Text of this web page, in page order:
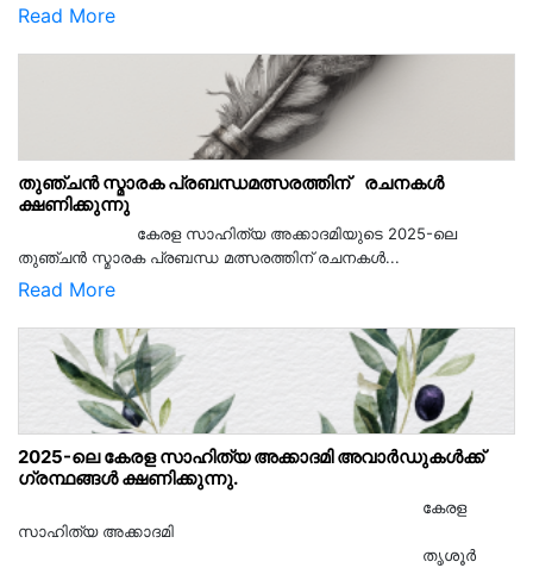
Read More
തുഞ്ചൻ സ്മാരക പ്രബന്ധമത്സരത്തിന് രചനകൾ
ക്ഷണിക്കുന്നു
കേരള സാഹിത്യ അക്കാദമിയുടെ 2025-ലെ
തുഞ്ചൻ സ്മാരക പ്രബന്ധ മത്സരത്തിന് രചനകൾ...
Read More
2025-ലെ കേരള സാഹിത്യ അക്കാദമി അവാർഡുകൾക്ക്
ഗ്രന്ഥങ്ങൾ ക്ഷണിക്കുന്നു.
കേരള
സാഹിത്യ അക്കാദമി
തൃശൂര്‍